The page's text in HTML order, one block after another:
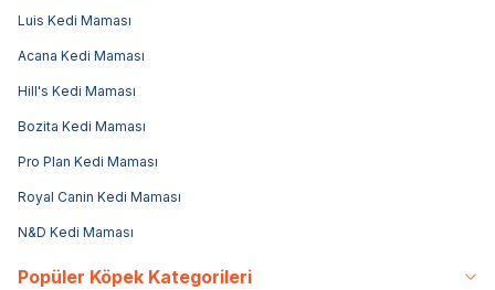
Luis Kedi Maması
Acana Kedi Maması
Hill's Kedi Maması
Bozita Kedi Maması
Pro Plan Kedi Maması
Royal Canin Kedi Maması
N&D Kedi Maması
Popüler Köpek Kategorileri